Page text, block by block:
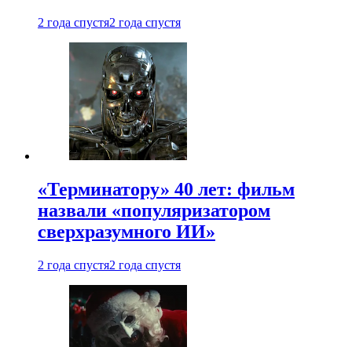
2 года спустя2 года спустя
«Терминатору» 40 лет: фильм
назвали «популяризатором
сверхразумного ИИ»
2 года спустя2 года спустя